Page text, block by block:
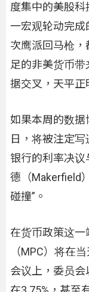
度集中的美股
一宏观轮动完
次鹰派回马枪
足的非美货币
据交叉，天平正
如果本周的数
日，将被注定
银行的利率决
德（Makerfield
碰撞”。
在货币政策这
（MPC）将在
会议上，委员